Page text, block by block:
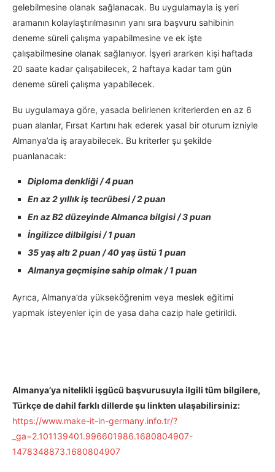
gelebilmesine olanak sağlanacak. Bu uygulamayla iş yeri
aramanın kolaylaştırılmasının yanı sıra başvuru sahibinin
deneme süreli çalışma yapabilmesine ve ek işte
çalışabilmesine olanak sağlanıyor. İşyeri ararken kişi haftada
20 saate kadar çalışabilecek, 2 haftaya kadar tam gün
deneme süreli çalışma yapabilecek.
Bu uygulamaya göre, yasada belirlenen kriterlerden en az 6
puan alanlar, Fırsat Kartını hak ederek yasal bir oturum izniyle
Almanya’da iş arayabilecek. Bu kriterler şu şekilde
puanlanacak:
Diploma denkliği / 4 puan
En az 2 yıllık iş tecrübesi / 2 puan
En az B2 düzeyinde Almanca bilgisi / 3 puan
İngilizce dilbilgisi / 1 puan
35 yaş altı 2 puan / 40 yaş üstü 1 puan
Almanya geçmişine sahip olmak / 1 puan
Ayrıca, Almanya’da yükseköğrenim veya meslek eğitimi
yapmak isteyenler için de yasa daha cazip hale getirildi.
Almanya’ya nitelikli işgücü başvurusuyla ilgili tüm bilgilere,
Türkçe de dahil farklı dillerde şu linkten ulaşabilirsiniz:
https://www.make-it-in-germany.info.tr/?
_ga=2.101139401.996601986.1680804907-
1478348873.1680804907